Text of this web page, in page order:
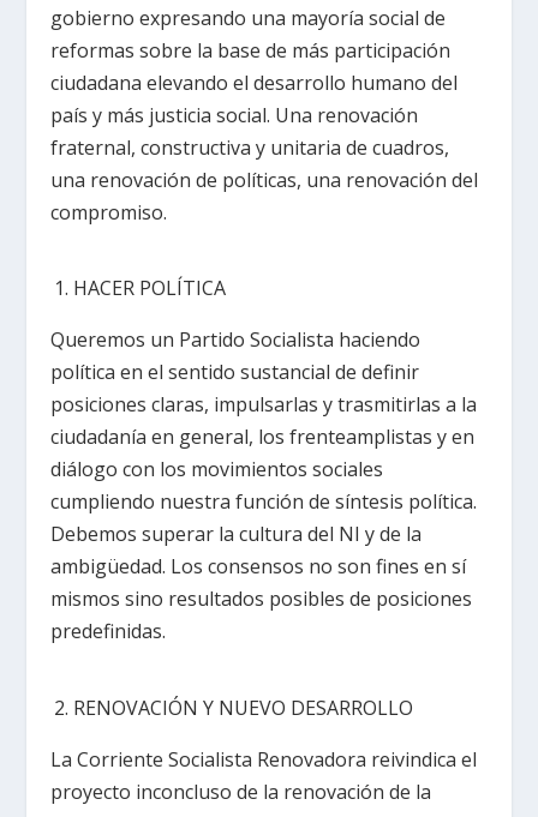
gobierno expresando una mayoría social de
reformas sobre la base de más participación
ciudadana elevando el desarrollo humano del
país y más justicia social. Una renovación
fraternal, constructiva y unitaria de cuadros,
una renovación de políticas, una renovación del
compromiso.
HACER POLÍTICA
Queremos un Partido Socialista haciendo
política en el sentido sustancial de definir
posiciones claras, impulsarlas y trasmitirlas a la
ciudadanía en general, los frenteamplistas y en
diálogo con los movimientos sociales
cumpliendo nuestra función de síntesis política.
Debemos superar la cultura del NI y de la
ambigüedad. Los consensos no son fines en sí
mismos sino resultados posibles de posiciones
predefinidas.
RENOVACIÓN Y NUEVO DESARROLLO
La Corriente Socialista Renovadora reivindica el
proyecto inconcluso de la renovación de la